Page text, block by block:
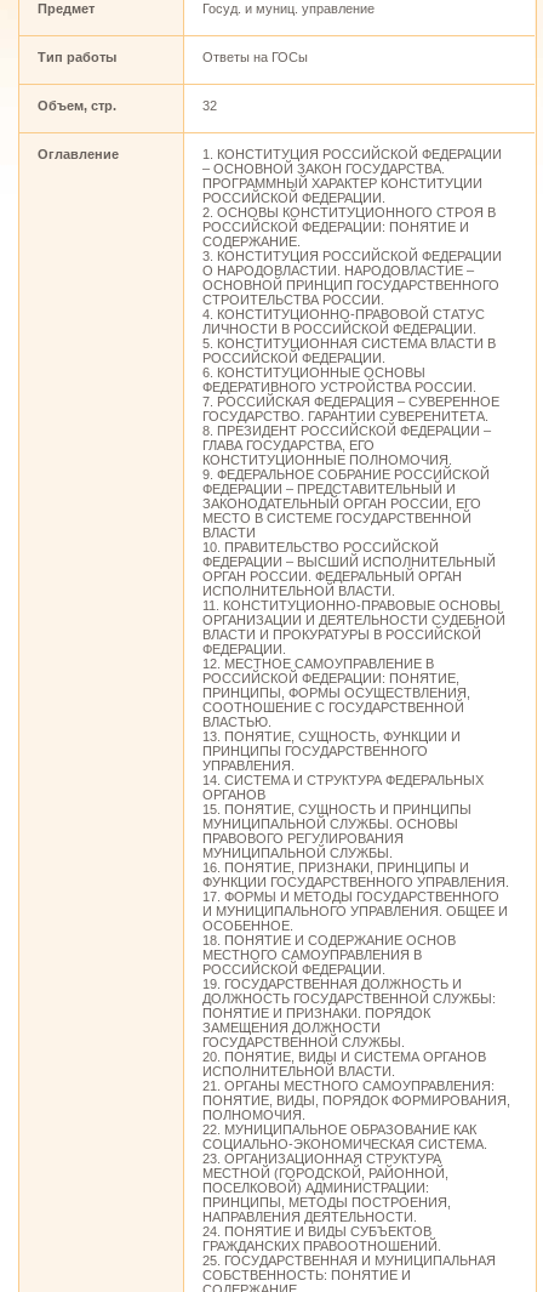
Предмет Госуд. и муниц. управление
Тип работы Ответы на ГОСы
Объем, стр. 32
Оглавление
1. КОНСТИТУЦИЯ РОССИЙСКОЙ ФЕДЕРАЦИИ
– ОСНОВНОЙ ЗАКОН ГОСУДАРСТВА.
ПРОГРАММНЫЙ ХАРАКТЕР КОНСТИТУЦИИ
РОССИЙСКОЙ ФЕДЕРАЦИИ.
2. ОСНОВЫ КОНСТИТУЦИОННОГО СТРОЯ В
РОССИЙСКОЙ ФЕДЕРАЦИИ: ПОНЯТИЕ И
СОДЕРЖАНИЕ.
3. КОНСТИТУЦИЯ РОССИЙСКОЙ ФЕДЕРАЦИИ
О НАРОДОВЛАСТИИ. НАРОДОВЛАСТИЕ –
ОСНОВНОЙ ПРИНЦИП ГОСУДАРСТВЕННОГО
СТРОИТЕЛЬСТВА РОССИИ.
4. КОНСТИТУЦИОННО-ПРАВОВОЙ СТАТУС
ЛИЧНОСТИ В РОССИЙСКОЙ ФЕДЕРАЦИИ.
5. КОНСТИТУЦИОННАЯ СИСТЕМА ВЛАСТИ В
РОССИЙСКОЙ ФЕДЕРАЦИИ.
6. КОНСТИТУЦИОННЫЕ ОСНОВЫ
ФЕДЕРАТИВНОГО УСТРОЙСТВА РОССИИ.
7. РОССИЙСКАЯ ФЕДЕРАЦИЯ – СУВЕРЕННОЕ
ГОСУДАРСТВО. ГАРАНТИИ СУВЕРЕНИТЕТА.
8. ПРЕЗИДЕНТ РОССИЙСКОЙ ФЕДЕРАЦИИ –
ГЛАВА ГОСУДАРСТВА, ЕГО
КОНСТИТУЦИОННЫЕ ПОЛНОМОЧИЯ.
9. ФЕДЕРАЛЬНОЕ СОБРАНИЕ РОССИЙСКОЙ
ФЕДЕРАЦИИ – ПРЕДСТАВИТЕЛЬНЫЙ И
ЗАКОНОДАТЕЛЬНЫЙ ОРГАН РОССИИ, ЕГО
МЕСТО В СИСТЕМЕ ГОСУДАРСТВЕННОЙ
ВЛАСТИ
10. ПРАВИТЕЛЬСТВО РОССИЙСКОЙ
ФЕДЕРАЦИИ – ВЫСШИЙ ИСПОЛНИТЕЛЬНЫЙ
ОРГАН РОССИИ. ФЕДЕРАЛЬНЫЙ ОРГАН
ИСПОЛНИТЕЛЬНОЙ ВЛАСТИ.
11. КОНСТИТУЦИОННО-ПРАВОВЫЕ ОСНОВЫ
ОРГАНИЗАЦИИ И ДЕЯТЕЛЬНОСТИ СУДЕБНОЙ
ВЛАСТИ И ПРОКУРАТУРЫ В РОССИЙСКОЙ
ФЕДЕРАЦИИ.
12. МЕСТНОЕ САМОУПРАВЛЕНИЕ В
РОССИЙСКОЙ ФЕДЕРАЦИИ: ПОНЯТИЕ,
ПРИНЦИПЫ, ФОРМЫ ОСУЩЕСТВЛЕНИЯ,
СООТНОШЕНИЕ С ГОСУДАРСТВЕННОЙ
ВЛАСТЬЮ.
13. ПОНЯТИЕ, СУЩНОСТЬ, ФУНКЦИИ И
ПРИНЦИПЫ ГОСУДАРСТВЕННОГО
УПРАВЛЕНИЯ.
14. СИСТЕМА И СТРУКТУРА ФЕДЕРАЛЬНЫХ
ОРГАНОВ
15. ПОНЯТИЕ, СУЩНОСТЬ И ПРИНЦИПЫ
МУНИЦИПАЛЬНОЙ СЛУЖБЫ. ОСНОВЫ
ПРАВОВОГО РЕГУЛИРОВАНИЯ
МУНИЦИПАЛЬНОЙ СЛУЖБЫ.
16. ПОНЯТИЕ, ПРИЗНАКИ, ПРИНЦИПЫ И
ФУНКЦИИ ГОСУДАРСТВЕННОГО УПРАВЛЕНИЯ.
17. ФОРМЫ И МЕТОДЫ ГОСУДАРСТВЕННОГО
И МУНИЦИПАЛЬНОГО УПРАВЛЕНИЯ. ОБЩЕЕ И
ОСОБЕННОЕ.
18. ПОНЯТИЕ И СОДЕРЖАНИЕ ОСНОВ
МЕСТНОГО САМОУПРАВЛЕНИЯ В
РОССИЙСКОЙ ФЕДЕРАЦИИ.
19. ГОСУДАРСТВЕННАЯ ДОЛЖНОСТЬ И
ДОЛЖНОСТЬ ГОСУДАРСТВЕННОЙ СЛУЖБЫ:
ПОНЯТИЕ И ПРИЗНАКИ. ПОРЯДОК
ЗАМЕЩЕНИЯ ДОЛЖНОСТИ
ГОСУДАРСТВЕННОЙ СЛУЖБЫ.
20. ПОНЯТИЕ, ВИДЫ И СИСТЕМА ОРГАНОВ
ИСПОЛНИТЕЛЬНОЙ ВЛАСТИ.
21. ОРГАНЫ МЕСТНОГО САМОУПРАВЛЕНИЯ:
ПОНЯТИЕ, ВИДЫ, ПОРЯДОК ФОРМИРОВАНИЯ,
ПОЛНОМОЧИЯ.
22. МУНИЦИПАЛЬНОЕ ОБРАЗОВАНИЕ КАК
СОЦИАЛЬНО-ЭКОНОМИЧЕСКАЯ СИСТЕМА.
23. ОРГАНИЗАЦИОННАЯ СТРУКТУРА
МЕСТНОЙ (ГОРОДСКОЙ, РАЙОННОЙ,
ПОСЕЛКОВОЙ) АДМИНИСТРАЦИИ:
ПРИНЦИПЫ, МЕТОДЫ ПОСТРОЕНИЯ,
НАПРАВЛЕНИЯ ДЕЯТЕЛЬНОСТИ.
24. ПОНЯТИЕ И ВИДЫ СУБЪЕКТОВ
ГРАЖДАНСКИХ ПРАВООТНОШЕНИЙ.
25. ГОСУДАРСТВЕННАЯ И МУНИЦИПАЛЬНАЯ
СОБСТВЕННОСТЬ: ПОНЯТИЕ И